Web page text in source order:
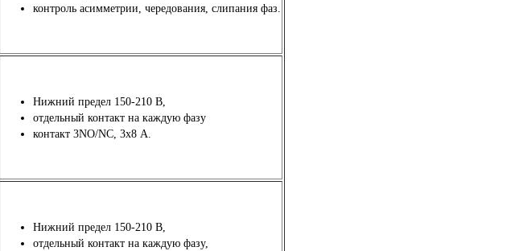
контроль асимметрии, чередования, слипания фаз.
Нижний предел 150-210 В,
отдельный контакт на каждую фазу
контакт 3NO/NC, 3х8 А.
Нижний предел 150-210 В,
отдельный контакт на каждую фазу,